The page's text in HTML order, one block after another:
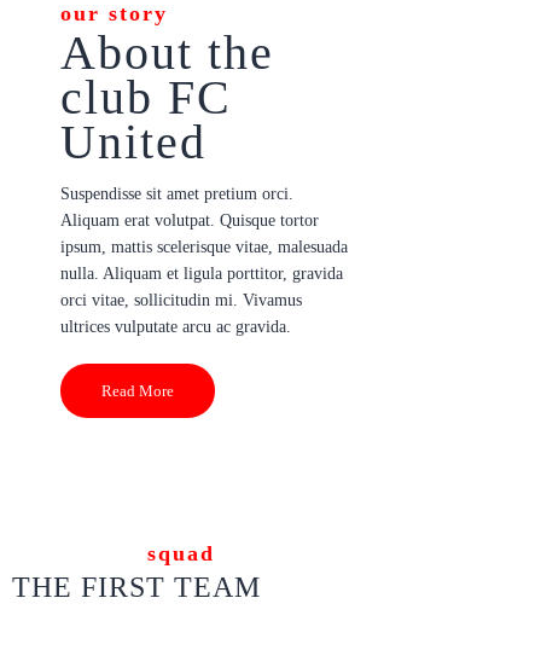
our story
About the
club FC
United
Suspendisse sit amet pretium orci.
Aliquam erat volutpat. Quisque tortor
ipsum, mattis scelerisque vitae, malesuada
nulla. Aliquam et ligula porttitor, gravida
orci vitae, sollicitudin mi. Vivamus
ultrices vulputate arcu ac gravida.
Read More
squad
THE FIRST TEAM